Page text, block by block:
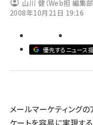
ai (2827)
note (2323)
llmo (1171)
山川 健（Web担 編集部
2008年10月21日 19:16
優先するニュース
メールマーケティングの
ケートを容易に実現す